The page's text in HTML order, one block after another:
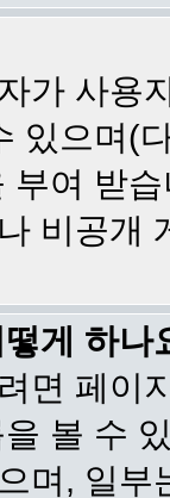
가 사용
있으며(
부여 받
비공개
게 하나
면 페이
볼 수
며, 일